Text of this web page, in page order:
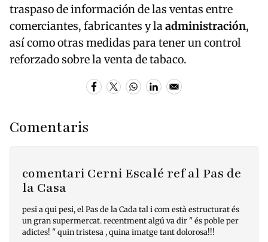
traspaso de información de las ventas entre
comerciantes, fabricantes y la administración,
así como otras medidas para tener un control
reforzado sobre la venta de tabaco.
Comentaris
comentari Cerni Escalé ref al Pas de
la Casa
pesi a qui pesi, el Pas de la Cada tal i com està estructurat és
un gran supermercat. recentment algú va dir " és poble per
adictes! " quin tristesa , quina imatge tant dolorosa!!!